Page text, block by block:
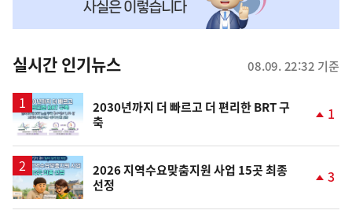
뉴
스
실시간 인기뉴스 08.09. 22:32 기준
2030년까지 더 빠르고 더 편리한 BRT 구
축
계
1
2026 지역수요맞춤지원 사업 15곳 최종
선정
계
3